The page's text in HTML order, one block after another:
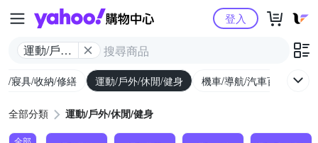
Yahoo購物中心
運動/戶外/
登入
/寢具/收納/修繕 運動/戶外/休閒/健身 機車/導航/汽車百貨
全部分類 運動/戶外/休閒/健身